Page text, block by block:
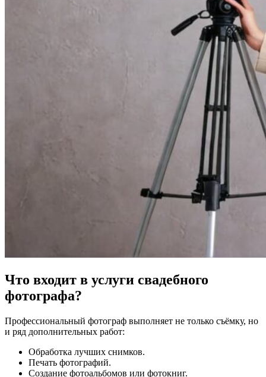
Что входит в услуги свадебного
фотографа?
Профессиональный фотограф выполняет не только съёмку, но
и ряд дополнительных работ:
Обработка лучших снимков.
Печать фотографий.
Создание фотоальбомов или фотокниг.